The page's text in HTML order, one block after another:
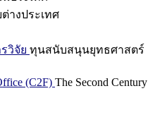
างประเทศ
วิจัย ทุนสนับสนุนยุทธศาสตร์
(C2F) The Second Century